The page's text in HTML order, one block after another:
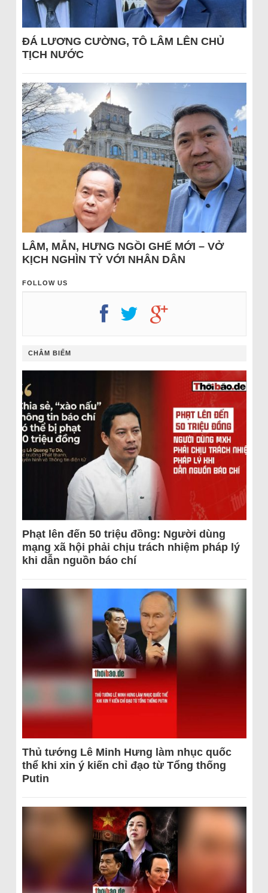
ĐÁ LƯƠNG CƯỜNG, TÔ LÂM LÊN CHỦ
TỊCH NƯỚC
LÂM, MẪN, HƯNG NGỒI GHẾ MỚI – VỞ
KỊCH NGHÌN TỶ VỚI NHÂN DÂN
FOLLOW US
CHÂM BIẾM
Phạt lên đến 50 triệu đồng: Người dùng
mạng xã hội phải chịu trách nhiệm pháp lý
khi dẫn nguồn báo chí
Thủ tướng Lê Minh Hưng làm nhục quốc
thể khi xin ý kiến chỉ đạo từ Tổng thống
Putin